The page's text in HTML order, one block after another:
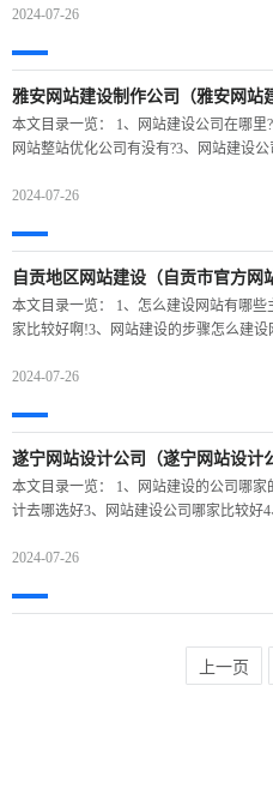
2024-07-26
雅安网站建设制作公司（雅安网站
本文目录一览： 1、网站建设公司在哪
网站整站优化公司有没有?3、网站建设
2024-07-26
自贡地区网站建设（自贡市官方网
本文目录一览： 1、怎么建设网站有哪
家比较好啊!3、网站建设的步骤怎么建
2024-07-26
遂宁网站设计公司（遂宁网站设计
本文目录一览： 1、网站建设的公司哪
计去哪选好3、网站建设公司哪家比较好
2024-07-26
上一页